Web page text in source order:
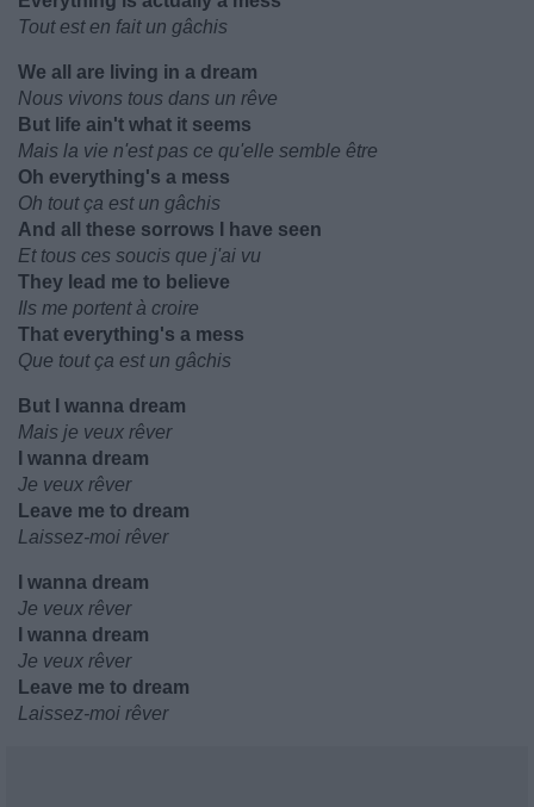
Tout est en fait un gâchis
We all are living in a dream
Nous vivons tous dans un rêve
But life ain't what it seems
Mais la vie n'est pas ce qu'elle semble être
Oh everything's a mess
Oh tout ça est un gâchis
And all these sorrows I have seen
Et tous ces soucis que j'ai vu
They lead me to believe
Ils me portent à croire
That everything's a mess
Que tout ça est un gâchis
But I wanna dream
Mais je veux rêver
I wanna dream
Je veux rêver
Leave me to dream
Laissez-moi rêver
I wanna dream
Je veux rêver
I wanna dream
Je veux rêver
Leave me to dream
Laissez-moi rêver